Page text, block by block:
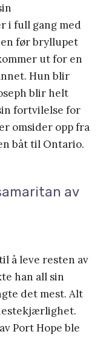
i full gang med
før bryllupet
ut for en
Hun blir
blir helt
fortvilelse for
omsider opp fra
båt til Ontario.
av
å leve resten av
han all sin
det mest. Alt
Port Hope ble